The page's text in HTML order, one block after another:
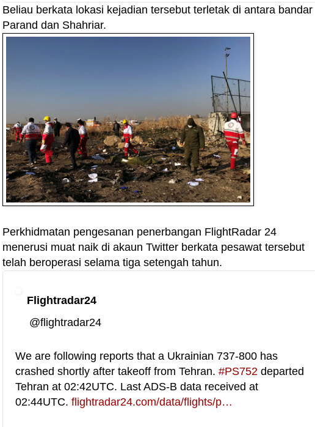
s
Beliau berkata lokasi kejadian tersebut terletak di antara bandar
Parand dan Shahriar.
Perkhidmatan pengesanan penerbangan FlightRadar 24
menerusi muat naik di akaun Twitter berkata pesawat tersebut
telah beroperasi selama tiga setengah tahun.
Flightradar24
✔
@flightradar24
We are following reports that a Ukrainian 737-800 has
crashed shortly after takeoff from Tehran. #PS752 departed
Tehran at 02:42UTC. Last ADS-B data received at
02:44UTC. h
flightradar24.com/data/flights/ps
…